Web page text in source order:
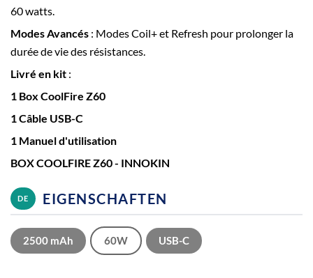
60 watts.
Modes Avancés : Modes Coil+ et Refresh pour prolonger la
durée de vie des résistances.
Livré en kit :
1 Box CoolFire Z60
1 Câble USB-C
1 Manuel d'utilisation
BOX COOLFIRE Z60 - INNOKIN
DE EIGENSCHAFTEN
2500 mAh 60W USB-C